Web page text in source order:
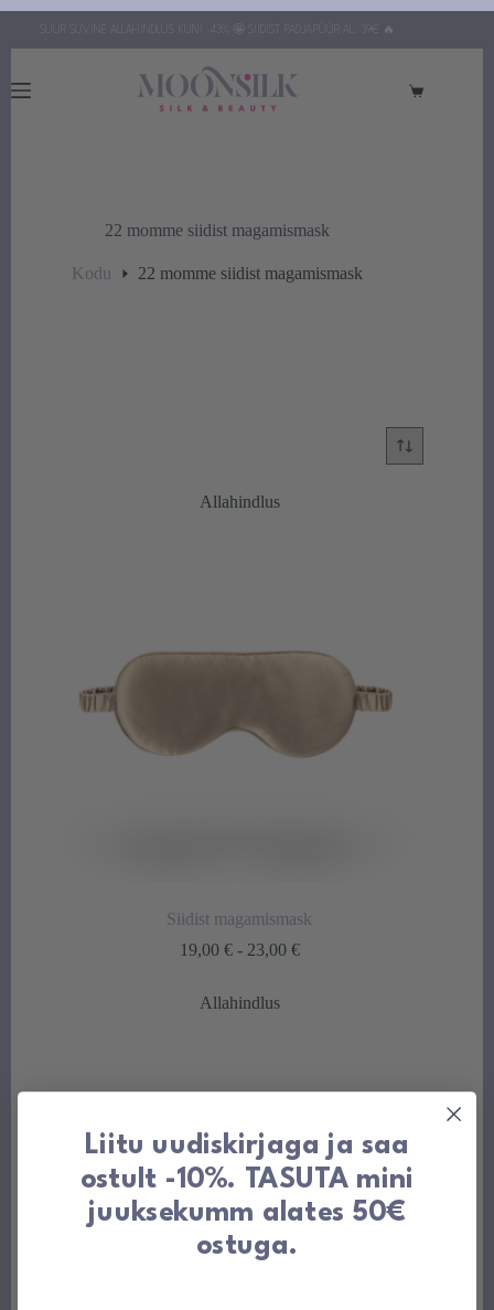
SUUR SUVINE ALLAHINDLUS KUNI -43% 🤩 SIIDIST PADJAPÜÜR AL. 39€ 🔥
Ostukorv
22 momme siidist magamismask
Kodu 22 momme siidist magamismask
Allahindlus
Siidist magamismask
19,00 € - 23,00 €Hinnavahemik:
Allahindlus
Liitu uudiskirjaga ja saa
ostult -10%. TASUTA mini
juuksekumm alates 50€
ostuga.